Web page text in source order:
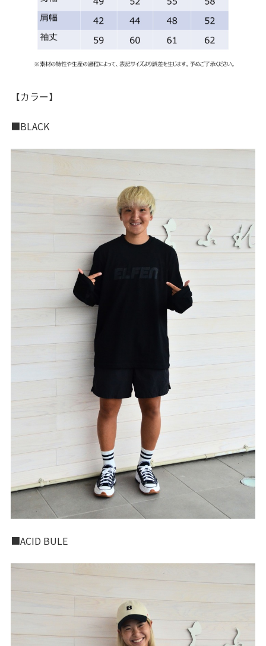
【カラー】
■BLACK
■ACID BULE